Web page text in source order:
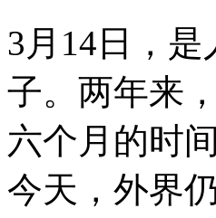
3月14日，
子。两年来
六个月的时
今天，外界